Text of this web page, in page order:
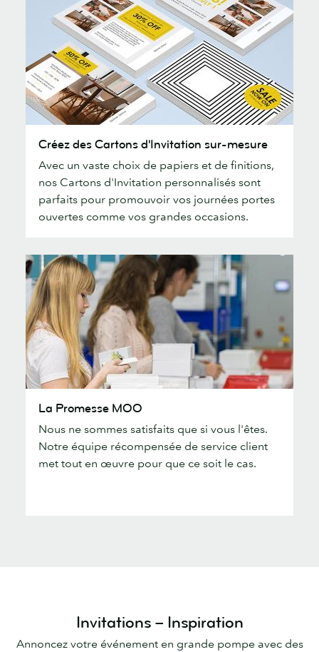
des
Cartons
d'Invitation
sur-
mesure
Créez des Cartons d'Invitation sur-mesure
Avec un vaste choix de papiers et de finitions,
nos Cartons d'Invitation personnalisés sont
parfaits pour promouvoir vos journées portes
ouvertes comme vos grandes occasions.
Promesse
MOO
La Promesse MOO
Nous ne sommes satisfaits que si vous l'êtes.
Notre équipe récompensée de service client
met tout en œuvre pour que ce soit le cas.
Invitations – Inspiration
Annoncez votre événement en grande pompe avec des